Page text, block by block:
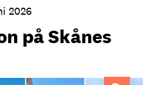
2026
på Skånes